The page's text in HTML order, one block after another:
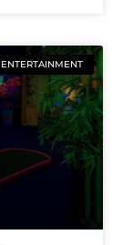
ENTERTAINMENT